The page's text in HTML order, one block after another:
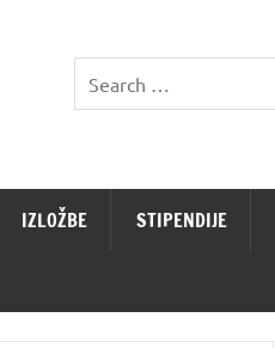
IZLOŽBE STIPENDIJE